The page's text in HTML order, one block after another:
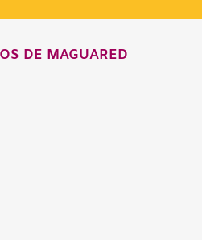
DE MAGUARED